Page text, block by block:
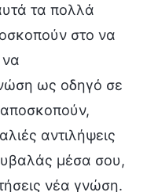
τα πολλά
στο να
να
ως οδηγό σε
αποσκοπούν,
αντιλήψεις
μέσα σου,
νέα γνώση.